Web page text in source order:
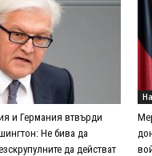
и Германия втвърди
Не бива да
да действат